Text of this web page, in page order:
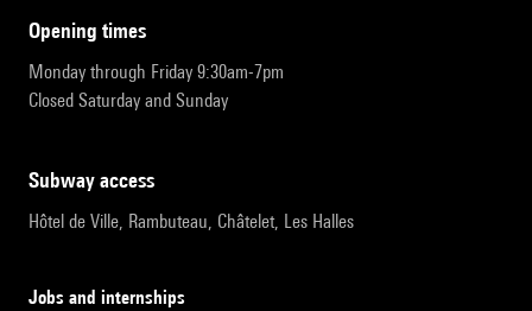
opening times
Monday through Friday 9:30am-7pm
Closed Saturday and Sunday
subway access
Hôtel de Ville, Rambuteau, Châtelet, Les Halles
Jobs and internships